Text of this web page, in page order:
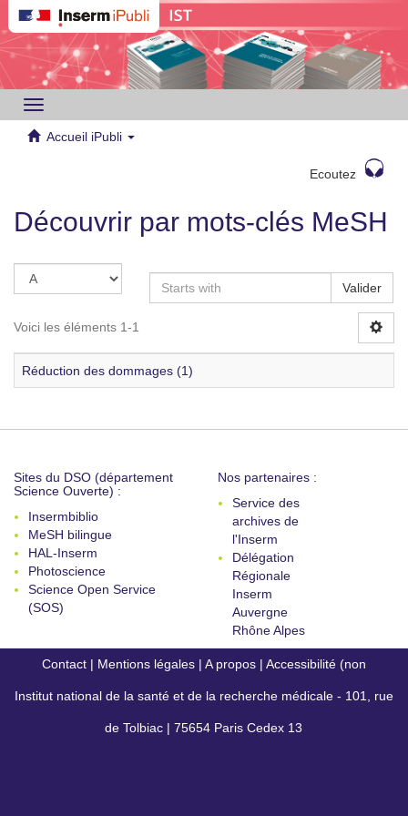
Toggle
navigation
Accueil iPubli
Ecoutez
Découvrir par mots-clés MeSH
Valider
Voici les éléments 1-1
Réduction des dommages (1)
Sites du DSO (département
Science Ouverte) :
Insermbiblio
MeSH bilingue
HAL-Inserm
Photoscience
Science Open Service
(SOS)
Nos partenaires :
Service des
archives de
l'Inserm
Délégation
Régionale
Inserm
Auvergne
Rhône Alpes
Contact | Mentions légales | A propos | Accessibilité (non
conforme)
Institut national de la santé et de la recherche médicale - 101, rue
de Tolbiac | 75654 Paris Cedex 13